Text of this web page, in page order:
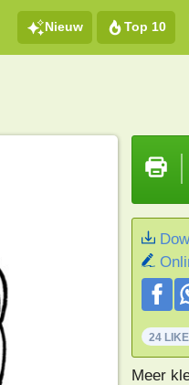
Nieuw Top 10
24
Meer